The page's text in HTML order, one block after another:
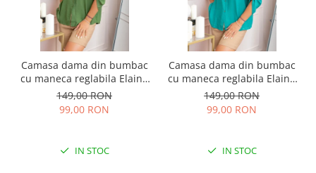
Camasa dama din bumbac
cu maneca reglabila Elaine
- Verde
149,00 RON
99,00 RON
IN STOC
Camasa dama din bumbac
cu maneca reglabila Elaine
- Turcoaz
149,00 RON
99,00 RON
IN STOC